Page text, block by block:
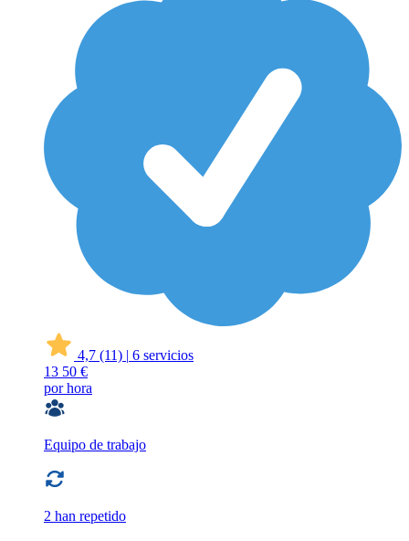
4,7 (11) | 6 servicios
13 50 €
por hora
Equipo de trabajo
2 han repetido